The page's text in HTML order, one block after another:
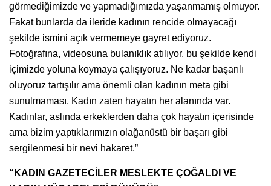
görmediğimizde ve yapmadığımızda yaşanmamış olmuyor.
Fakat bunlarda da ileride kadının rencide olmayacağı
şekilde ismini açık vermemeye gayret ediyoruz.
Fotoğrafına, videosuna bulanıklık atılıyor, bu şekilde kendi
içimizde yoluna koymaya çalışıyoruz. Ne kadar başarılı
oluyoruz tartışılır ama önemli olan kadının meta gibi
sunulmaması. Kadın zaten hayatın her alanında var.
Kadınlar, aslında erkeklerden daha çok hayatın içerisinde
ama bizim yaptıklarımızın olağanüstü bir başarı gibi
sergilenmesi bir nevi hakaret.”
“KADIN GAZETECİLER MESLEKTE ÇOĞALDI VE